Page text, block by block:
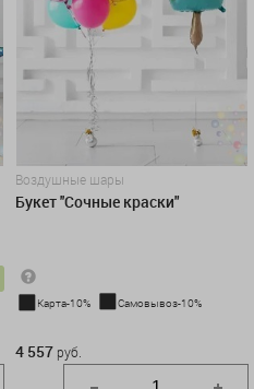
Воздушные шары
Букет ''Сочные краски"
Карта-10% Самовывоз-10%
4 557 руб.